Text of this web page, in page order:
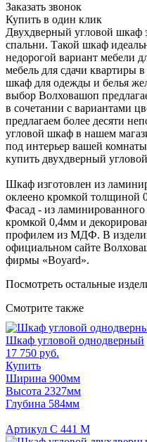
Заказать звонок
Купить в один клик
Двухдверный угловой шкаф
спальни. Такой шкаф
недорогой вариант мебели
мебель для сдачи квартиры
шкаф для одежды и белья
выбор Волховашоп
в сочетании с вариантами
предлагаем более десяти
угловой шкаф в нашем
под интерьер вашей
купить двухдверный
Шкаф изготовлен из
оклеено кромкой толщиной
Фасад - из
кромкой 0,4мм и
профилем из МДФ. В
официальном сайте
фирмы «Boyard».
Посмотреть остальные
Смотрите также
Шкаф угловой однодверный
17 750 руб.
Купить
Ширина 900мм
Высота 2327мм
Глубина 584мм
Артикул С 441 М